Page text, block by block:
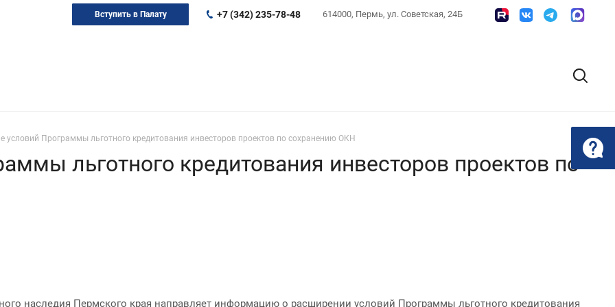
614000, Пермь, ул. Советская, 24Б
+7 (342) 235-78-48
Вступить в Палату
условий Программы льготного кредитования инвесторов проектов по сохранению ОКН
льготного кредитования инвесторов проектов по
наследия Пермского края направляет информацию о расширении условий Программы льготного кредитования